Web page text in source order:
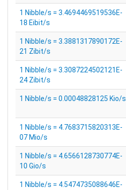
1 Nibble/s = 3.4694469519536E-
18 Eibit/s
1 Nibble/s = 3.3881317890172E-
21 Zibit/s
1 Nibble/s = 3.3087224502121E-
24 Zibit/s
1 Nibble/s = 0.00048828125 Kio/s
1 Nibble/s = 4.7683715820313E-
07 Mio/s
1 Nibble/s = 4.6566128730774E-
10 Gio/s
1 Nibble/s = 4.5474735088646E-